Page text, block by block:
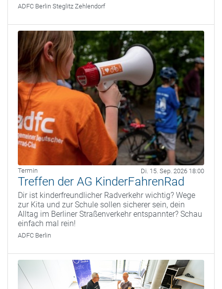
ADFC Berlin Steglitz Zehlendorf
Termin Di. 15. Sep. 2026 18:00
Treffen der AG KinderFahrenRad
Dir ist kinderfreundlicher Radverkehr wichtig? Wege
zur Kita und zur Schule sollen sicherer sein, dein
Alltag im Berliner Straßenverkehr entspannter? Schau
einfach mal rein!
ADFC Berlin